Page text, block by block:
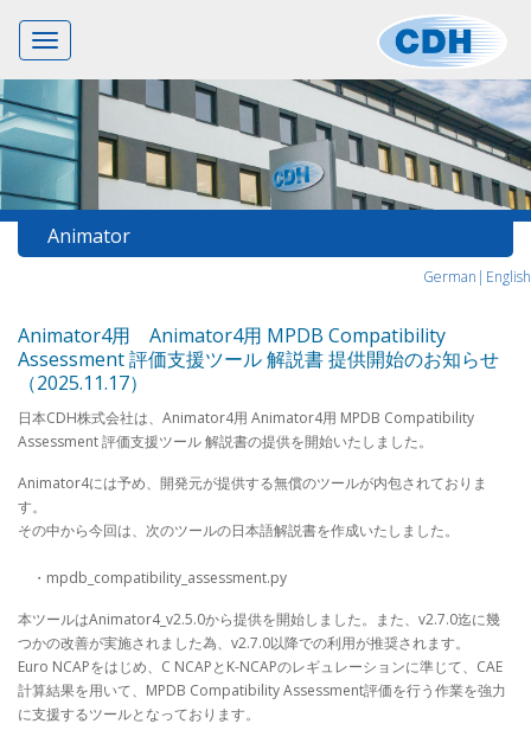
Toggle
navigation
Animator
German| English
Animator4用 Animator4用 MPDB Compatibility
Assessment 評価支援ツール 解説書 提供開始のお知らせ
（2025.11.17）
日本CDH株式会社は、Animator4用 Animator4用 MPDB Compatibility
Assessment 評価支援ツール 解説書の提供を開始いたしました。
Animator4には予め、開発元が提供する無償のツールが内包されておりま
す。
その中から今回は、次のツールの日本語解説書を作成いたしました。
・mpdb_compatibility_assessment.py
本ツールはAnimator4_v2.5.0から提供を開始しました。また、v2.7.0迄に幾
つかの改善が実施されました為、v2.7.0以降での利用が推奨されます。
Euro NCAPをはじめ、C NCAPとK-NCAPのレギュレーションに準じて、CAE
計算結果を用いて、MPDB Compatibility Assessment評価を行う作業を強力
に支援するツールとなっております。